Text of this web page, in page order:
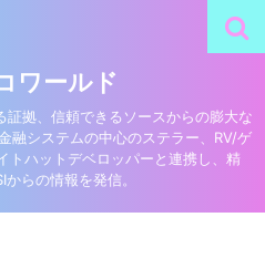
ワールド
拠、信頼できるソースからの膨大な
融システムの中心のステラー、RV/ゲ
トハットデベロッパーと連携し、精
らの情報を発信。